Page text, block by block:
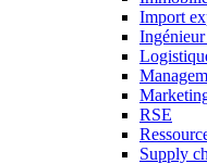
Import
Ingénieur
RSE
Supply